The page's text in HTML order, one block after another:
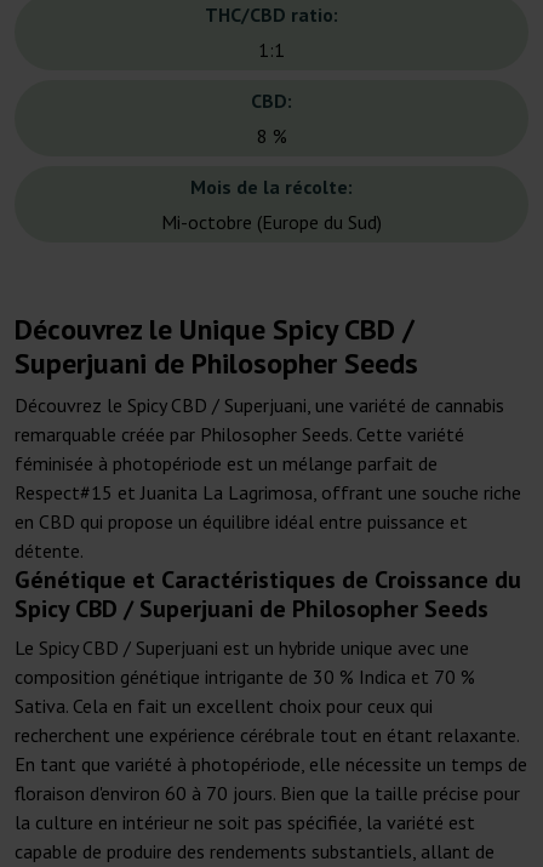
THC/CBD ratio:
1:1
CBD:
8 %
Mois de la récolte:
Mi-octobre (Europe du Sud)
Découvrez le Unique Spicy CBD /
Superjuani de Philosopher Seeds
Découvrez le Spicy CBD / Superjuani, une variété de cannabis
remarquable créée par Philosopher Seeds. Cette variété
féminisée à photopériode est un mélange parfait de
Respect#15 et Juanita La Lagrimosa, offrant une souche riche
en CBD qui propose un équilibre idéal entre puissance et
détente.
Génétique et Caractéristiques de Croissance du
Spicy CBD / Superjuani de Philosopher Seeds
Le Spicy CBD / Superjuani est un hybride unique avec une
composition génétique intrigante de 30 % Indica et 70 %
Sativa. Cela en fait un excellent choix pour ceux qui
recherchent une expérience cérébrale tout en étant relaxante.
En tant que variété à photopériode, elle nécessite un temps de
floraison d'environ 60 à 70 jours. Bien que la taille précise pour
la culture en intérieur ne soit pas spécifiée, la variété est
capable de produire des rendements substantiels, allant de